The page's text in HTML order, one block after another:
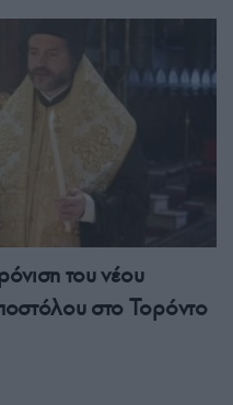
του νέου
στο Τορόντο